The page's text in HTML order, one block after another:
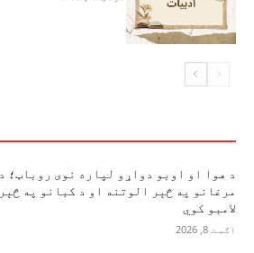
د هوا او اوبو دواړو لپاره نوی روباټ؛ د
مرغانو په څېر الوتنه او د کبانو په څېر
لامبو کوي
اګست 8, 2026